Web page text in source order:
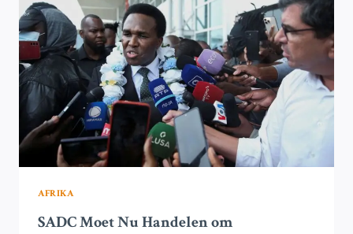
OM
EEN
NIEUW
CONFLICT
IN
DE
HOORN
VAN
AFRIKA
TE
AFRIKA
SADC Moet Nu Handelen om